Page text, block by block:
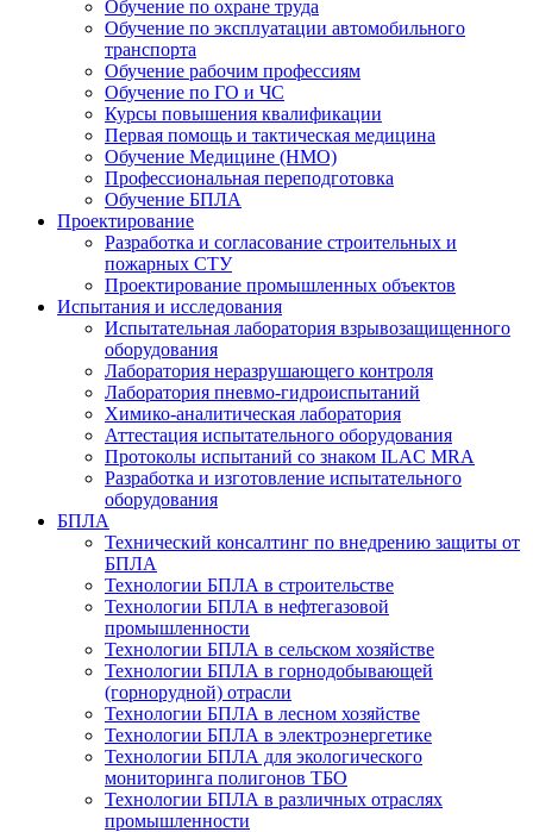
Обучение по охране труда
Обучение по эксплуатации автомобильного
транспорта
Обучение рабочим профессиям
Обучение по ГО и ЧС
Курсы повышения квалификации
Первая помощь и тактическая медицина
Обучение Медицине (НМО)
Профессиональная переподготовка
Обучение БПЛА
Проектирование
Разработка и согласование строительных и
пожарных СТУ
Проектирование промышленных объектов
Испытания и исследования
Испытательная лаборатория взрывозащищенного
оборудования
Лаборатория неразрушающего контроля
Лаборатория пневмо-гидроиспытаний
Химико-аналитическая лаборатория
Аттестация испытательного оборудования
Протоколы испытаний со знаком ILAC MRA
Разработка и изготовление испытательного
оборудования
БПЛА
Технический консалтинг по внедрению защиты от
БПЛА
Технологии БПЛА в строительстве
Технологии БПЛА в нефтегазовой
промышленности
Технологии БПЛА в сельском хозяйстве
Технологии БПЛА в горнодобывающей
(горнорудной) отрасли
Технологии БПЛА в лесном хозяйстве
Технологии БПЛА в электроэнергетике
Технологии БПЛА для экологического
мониторинга полигонов ТБО
Технологии БПЛА в различных отраслях
промышленности